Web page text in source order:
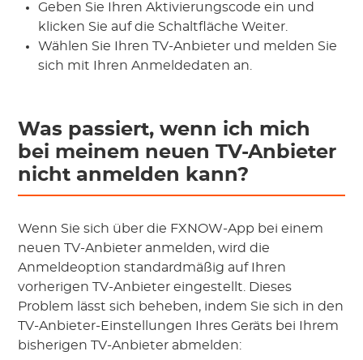
Geben Sie Ihren Aktivierungscode ein und
klicken Sie auf die Schaltfläche Weiter.
Wählen Sie Ihren TV-Anbieter und melden Sie
sich mit Ihren Anmeldedaten an.
Was passiert, wenn ich mich
bei meinem neuen TV-Anbieter
nicht anmelden kann?
Wenn Sie sich über die FXNOW-App bei einem
neuen TV-Anbieter anmelden, wird die
Anmeldeoption standardmäßig auf Ihren
vorherigen TV-Anbieter eingestellt. Dieses
Problem lässt sich beheben, indem Sie sich in den
TV-Anbieter-Einstellungen Ihres Geräts bei Ihrem
bisherigen TV-Anbieter abmelden: